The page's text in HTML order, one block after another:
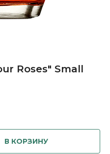
Roses" Small
В КОРЗИНУ